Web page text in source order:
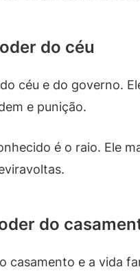
do céu
céu e do governo.
e punição.
é o raio. Ele
do
casamento e a vida